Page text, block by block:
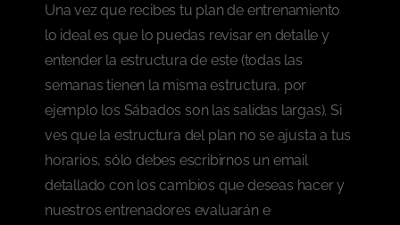
Una vez que recibes tu plan de entrenamiento
lo ideal es que lo puedas revisar en detalle y
entender la estructura de este (todas las
semanas tienen la misma estructura, por
ejemplo los Sábados son las salidas largas). Si
ves que la estructura del plan no se ajusta a tus
horarios, sólo debes escribirnos un email
detallado con los cambios que deseas hacer y
nuestros entrenadores evaluarán e